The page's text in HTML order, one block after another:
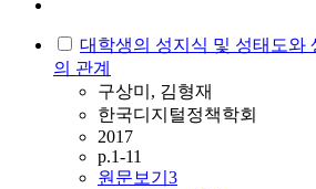
대학생의 성지식 및 성태도와
의 관계
구상미, 김형재
한국디지털정책학회
2017
p.1-11
원문보기 3